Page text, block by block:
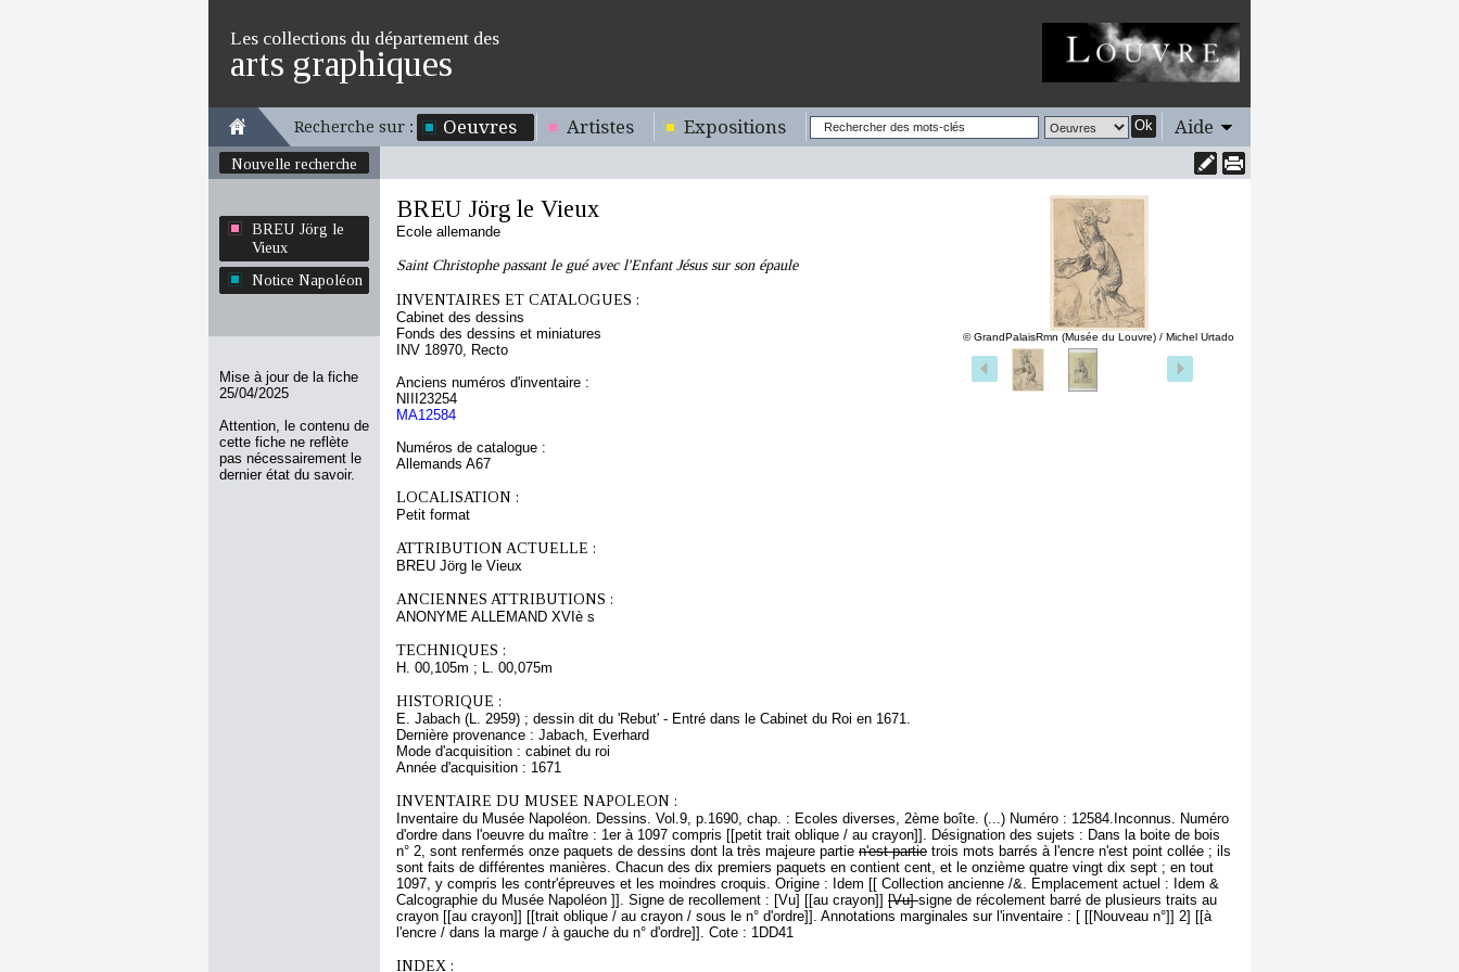
Les collections du département des
arts graphiques
Recherche sur : Oeuvres Artistes Expositions Ok Aide
Nouvelle recherche
BREU Jörg le
Vieux
Notice Napoléon
Mise à jour de la fiche
25/04/2025
Attention, le contenu de
cette fiche ne reflète
pas nécessairement le
dernier état du savoir.
© GrandPalaisRmn (Musée du Louvre) / Michel Urtado
BREU Jörg le Vieux
Ecole allemande
Saint Christophe passant le gué avec l'Enfant Jésus sur son épaule
INVENTAIRES ET CATALOGUES :
Cabinet des dessins
Fonds des dessins et miniatures
INV 18970, Recto
Anciens numéros d'inventaire :
NIII23254
MA12584
Numéros de catalogue :
Allemands A67
LOCALISATION :
Petit format
ATTRIBUTION ACTUELLE :
BREU Jörg le Vieux
ANCIENNES ATTRIBUTIONS :
ANONYME ALLEMAND XVIè s
TECHNIQUES :
H. 00,105m ; L. 00,075m
HISTORIQUE :
E. Jabach (L. 2959) ; dessin dit du 'Rebut' - Entré dans le Cabinet du Roi en 1671.
Dernière provenance : Jabach, Everhard
Mode d'acquisition : cabinet du roi
Année d'acquisition : 1671
INVENTAIRE DU MUSEE NAPOLEON :
Inventaire du Musée Napoléon. Dessins. Vol.9, p.1690, chap. : Ecoles diverses, 2ème boîte. (...) Numéro : 12584.Inconnus. Numéro
d'ordre dans l'oeuvre du maître : 1er à 1097 compris [[petit trait oblique / au crayon]]. Désignation des sujets : Dans la boite de bois
n° 2, sont renfermés onze paquets de dessins dont la très majeure partie n'est partie trois mots barrés à l'encre n'est point collée ; ils
sont faits de différentes manières. Chacun des dix premiers paquets en contient cent, et le onzième quatre vingt dix sept ; en tout
1097, y compris les contr'épreuves et les moindres croquis. Origine : Idem [[ Collection ancienne /&. Emplacement actuel : Idem &
Calcographie du Musée Napoléon ]]. Signe de recollement : [Vu] [[au crayon]] [Vu]signe de récolement barré de plusieurs traits au
crayon [[au crayon]] [[trait oblique / au crayon / sous le n° d'ordre]]. Annotations marginales sur l'inventaire : [ [[Nouveau n°]] 2] [[à
l'encre / dans la marge / à gauche du n° d'ordre]]. Cote : 1DD41
INDEX :